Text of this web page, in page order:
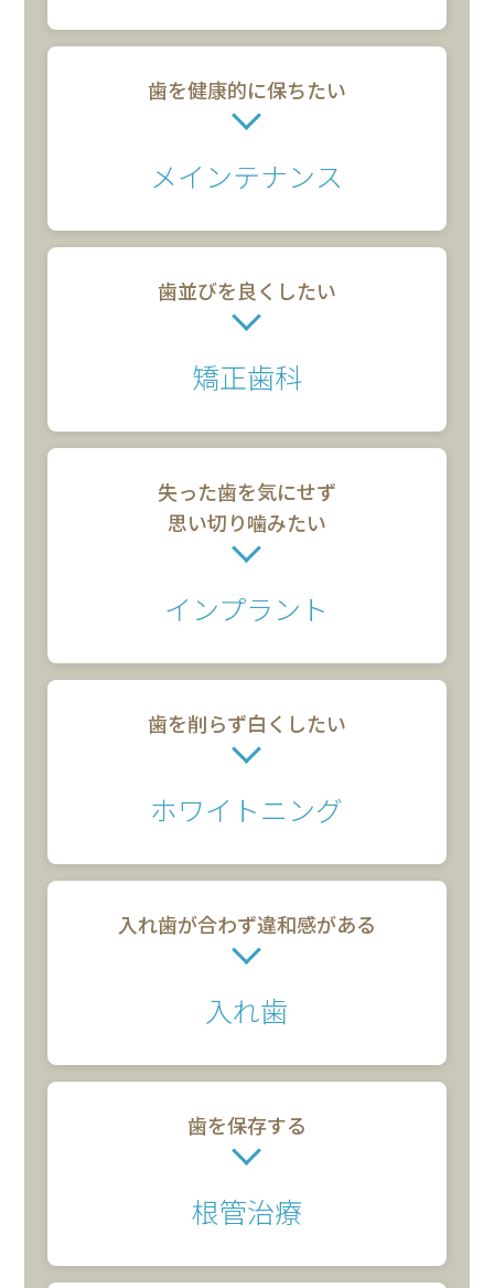
歯を健康的に保ちたい
メインテナンス
歯並びを良くしたい
矯正歯科
失った歯を気にせず
思い切り噛みたい
インプラント
歯を削らず白くしたい
ホワイトニング
入れ歯が合わず違和感がある
入れ歯
歯を保存する
根管治療